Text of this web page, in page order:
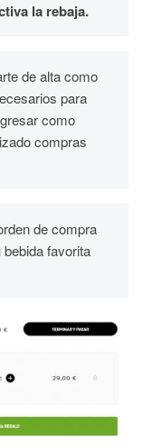
la rebaja.
de alta como
para
como
compras
de compra
favorita